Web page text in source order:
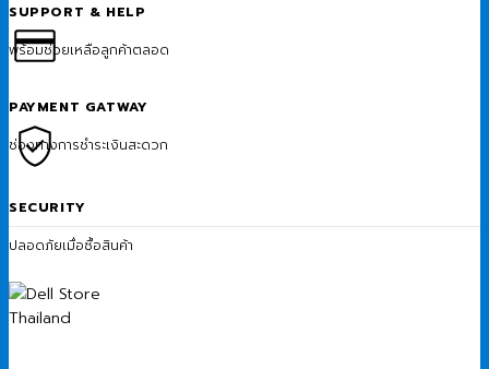
SUPPORT & HELP
พร้อมช่วยเหลือลูกค้าตลอด
PAYMENT GATWAY
ช่องทางการชำระเงินสะดวก
SECURITY
ปลอดภัยเมื่อซื้อสินค้า